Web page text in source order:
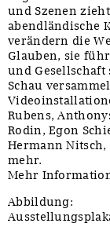
und Szenen
abendländische
verändern die
Glauben, sie
und
Schau
Rubens,
Rodin, Egon
Hermann
mehr.
Mehr
Abbildung: